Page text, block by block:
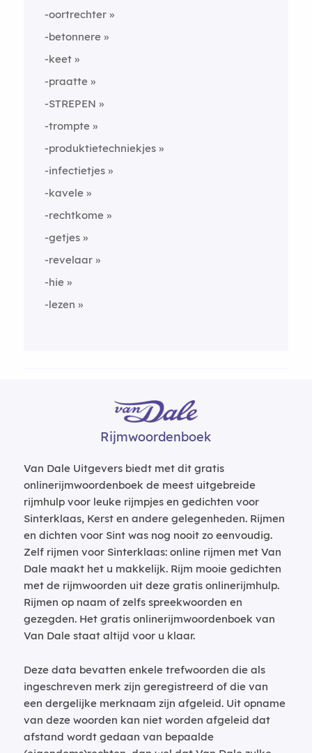
-oortrechter
-betonnere
-keet
-praatte
-STREPEN
-trompte
-produktietechniekjes
-infectietjes
-kavele
-rechtkome
-getjes
-revelaar
-hie
-lezen
Rijmwoordenboek
Van Dale Uitgevers biedt met dit gratis
onlinerijmwoordenboek de meest uitgebreide
rijmhulp voor leuke rijmpjes en gedichten voor
Sinterklaas, Kerst en andere gelegenheden. Rijmen
en dichten voor Sint was nog nooit zo eenvoudig.
Zelf rijmen voor Sinterklaas: online rijmen met Van
Dale maakt het u makkelijk. Rijm mooie gedichten
met de rijmwoorden uit deze gratis onlinerijmhulp.
Rijmen op naam of zelfs spreekwoorden en
gezegden. Het gratis onlinerijmwoordenboek van
Van Dale staat altijd voor u klaar.
Deze data bevatten enkele trefwoorden die als
ingeschreven merk zijn geregistreerd of die van
een dergelijke merknaam zijn afgeleid. Uit opname
van deze woorden kan niet worden afgeleid dat
afstand wordt gedaan van bepaalde